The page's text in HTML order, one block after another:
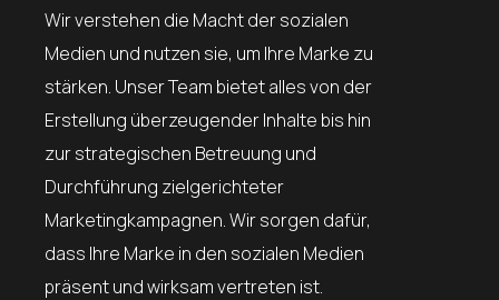
Wir verstehen die Macht der sozialen
Medien und nutzen sie, um Ihre Marke zu
stärken. Unser Team bietet alles von der
Erstellung überzeugender Inhalte bis hin
zur strategischen Betreuung und
Durchführung zielgerichteter
Marketingkampagnen. Wir sorgen dafür,
dass Ihre Marke in den sozialen Medien
präsent und wirksam vertreten ist.